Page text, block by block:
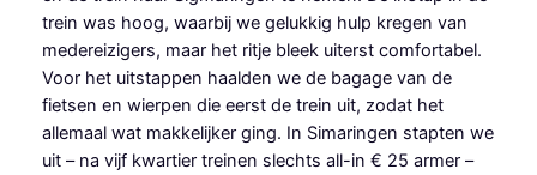
trein was hoog, waarbij we gelukkig hulp kregen van
medereizigers, maar het ritje bleek uiterst comfortabel.
Voor het uitstappen haalden we de bagage van de
fietsen en wierpen die eerst de trein uit, zodat het
allemaal wat makkelijker ging. In Simaringen stapten we
uit – na vijf kwartier treinen slechts all-in € 25 armer –